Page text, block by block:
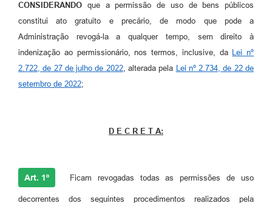
Agenda
Carta de Serviços
A Prefeitura
CONSIDERANDO que a permissão de uso de bens públicos
constitui ato gratuito e precário, de modo que pode a
Administração revogá-la a qualquer tempo, sem direito à
indenização ao permissionário, nos termos, inclusive, da Lei nº
2.722, de 27 de julho de 2022, alterada pela Lei nº 2.734, de 22 de
setembro de 2022;
D E C R E T A:
Art. 1º Ficam revogadas todas as permissões de uso
decorrentes dos seguintes procedimentos realizados pela